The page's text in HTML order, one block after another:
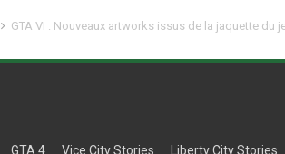
GTA VI : Nouveaux artworks issus de la jaquette du
GTA 4 Vice City Stories Liberty City Stories